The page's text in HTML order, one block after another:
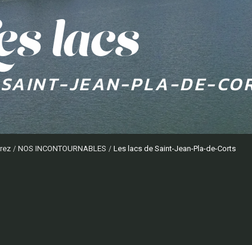
lacs
JEAN-PLA-DE-
NOS INCONTOURNABLES Les lacs de Saint-Jean-Pla-de-Corts